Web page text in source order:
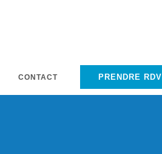
CONTACT PRENDRE RDV